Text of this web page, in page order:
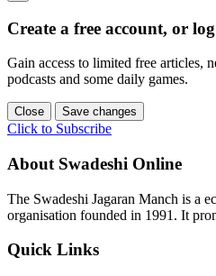
Create a free account, or
Gain access to limited free articles,
podcasts and some daily games.
Close Save changes
Click to Subscribe
About Swadeshi Online
The Swadeshi Jagaran Manch is a
organisation founded in 1991. It
Quick Links